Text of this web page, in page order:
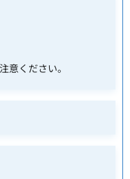
意ください。